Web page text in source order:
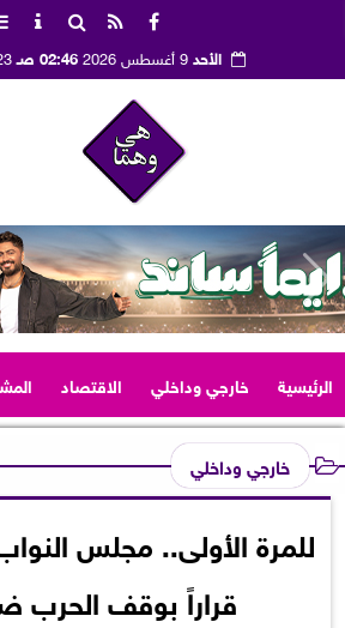
الأحد9 أغسطس 2026 02:46 صـ 23
الرئيسية خارجي وداخلي الاقتصاد
خارجي وداخلي
للمرة الأولى.. مجلس
قراراً بوقف الحرب